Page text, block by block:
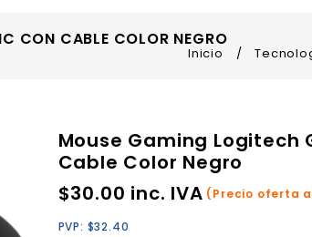
CON CABLE COLOR NEGRO
Inicio /
Mouse Gaming Logitech
Cable Color Negro
$30.00 inc. IVA (Precio oferta
PVP: $32.40